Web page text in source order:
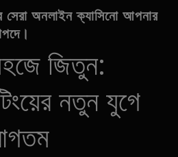
অনলাইন ক্যাসিনো আপনার
জিতুন:
নতুন যুগে